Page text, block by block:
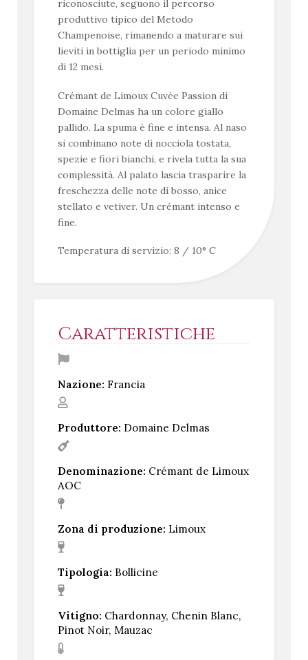
riconosciute, seguono il percorso
produttivo tipico del Metodo
Champenoise, rimanendo a maturare sui
lieviti in bottiglia per un periodo minimo
di 12 mesi.
Crémant de Limoux Cuvée Passion di
Domaine Delmas ha un colore giallo
pallido. La spuma è fine e intensa. Al naso
si combinano note di nocciola tostata,
spezie e fiori bianchi, e rivela tutta la sua
complessità. Al palato lascia trasparire la
freschezza delle note di bosso, anice
stellato e vetiver. Un crémant intenso e
fine.
Temperatura di servizio: 8 / 10° C
Caratteristiche
Nazione: Francia
Produttore: Domaine Delmas
Denominazione: Crémant de Limoux
AOC
Zona di produzione: Limoux
Tipologia: Bollicine
Vitigno: Chardonnay, Chenin Blanc,
Pinot Noir, Mauzac